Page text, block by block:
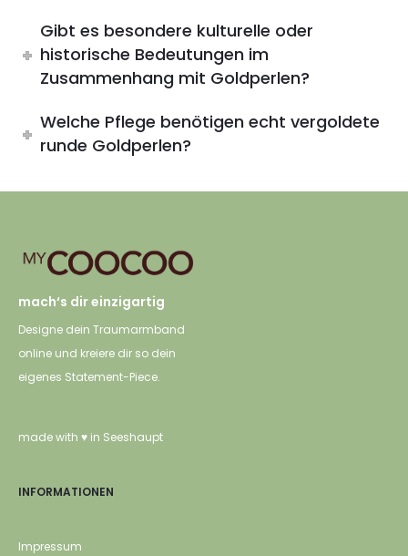
Gibt es besondere kulturelle oder
historische Bedeutungen im
Zusammenhang mit Goldperlen?
Welche Pflege benötigen echt vergoldete
runde Goldperlen?
mach‘s dir einzigartig
Designe dein Traumarmband
online und kreiere dir so dein
eigenes Statement-Piece.
made with ♥ in Seeshaupt
INFORMATIONEN
Impressum